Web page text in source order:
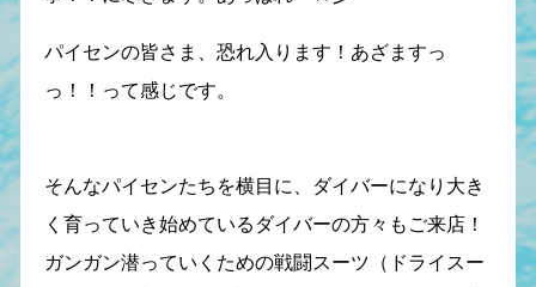
パイセンの皆さま、恐れ入ります！あざますっ
っ！！って感じです。
そんなパイセンたちを横目に、ダイバーになり大き
く育っていき始めているダイバーの方々もご来店！
ガンガン潜っていくための戦闘スーツ（ドライスー